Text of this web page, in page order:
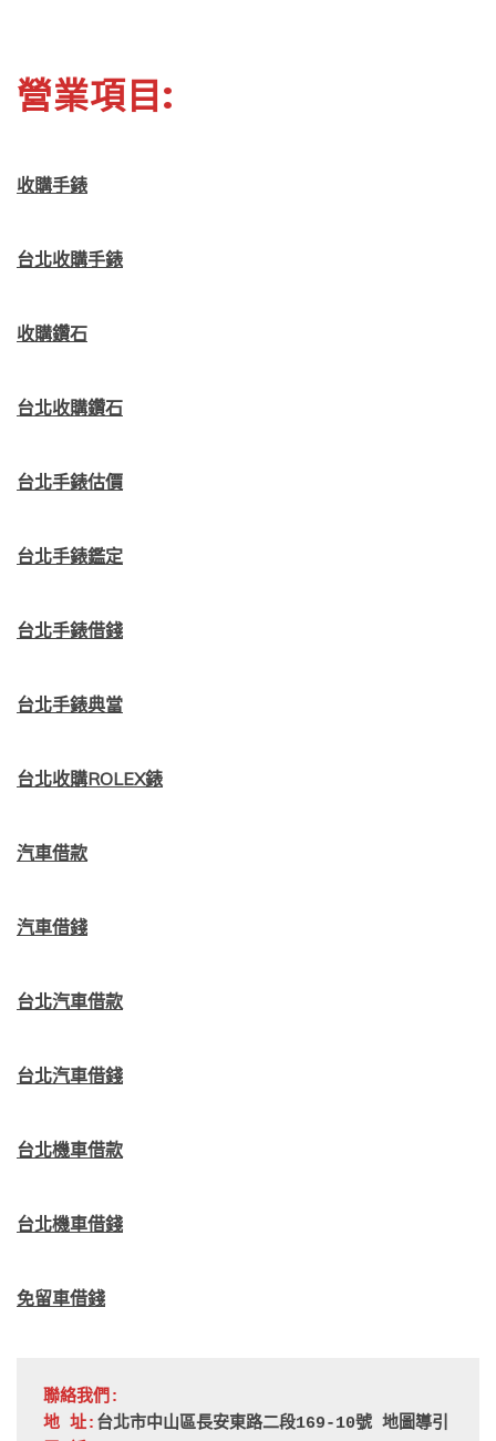
營業項目:
收購手錶
台北收購手錶
收購鑽石
台北收購鑽石
台北手錶估價
台北手錶鑑定
台北手錶借錢
台北手錶典當
台北收購ROLEX錶
汽車借款
汽車借錢
台北汽車借款
台北汽車借錢
台北機車借款
台北機車借錢
免留車借錢
聯絡我們:
地 址: 台北市中山區長安東路二段169-10號 地圖導引